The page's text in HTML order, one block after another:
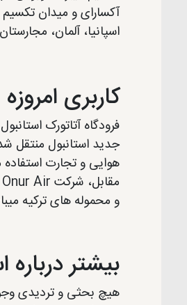
آکسارای و میدان تکسیم
اسپانیا، آلمان،
کاربری امروزه
جدید استانبول منتقل
هوایی و تجارت
و محموله های ترکیه
بیشتر درباره
هیچ بحثی و تردیدی